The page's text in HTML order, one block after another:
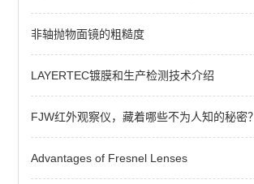
过滤器
增强膜
保护膜
非轴抛物面镜的粗糙度
LAYERTEC镀膜和生产检测技术介绍
FJW红外观察仪，藏着哪些不为人知的秘密？
Advantages of Fresnel Lenses